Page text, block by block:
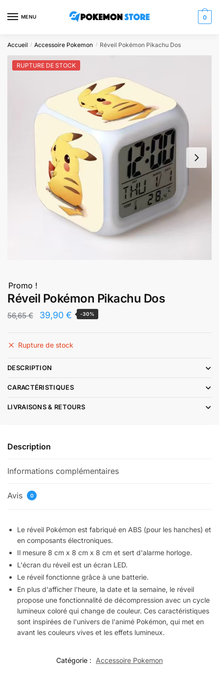
MENU 0
Accueil / Accessoire Pokemon / Réveil Pokémon Pikachu Dos
RUPTURE DE STOCK
Promo !
Réveil Pokémon Pikachu Dos
56,65€
Le
initial
56,65 €.
39,90 € Le
actuel
-30%
Rupture de stock
DESCRIPTION
CARACTÉRISTIQUES
LIVRAISONS & RETOURS
Description
Informations complémentaires
Avis 0
Le réveil Pokémon est fabriqué en ABS (pour les hanches) et
en composants électroniques.
Il mesure 8 cm x 8 cm x 8 cm et sert d'alarme horloge.
L'écran du réveil est un écran LED.
Le réveil fonctionne grâce à une batterie.
En plus d'afficher l'heure, la date et la semaine, le réveil
propose une fonctionnalité de décompression avec un cycle
lumineux coloré qui change de couleur. Ces caractéristiques
sont inspirées de l'univers de l'animé Pokémon, qui met en
avant les couleurs vives et les effets lumineux.
Catégorie : Accessoire Pokemon